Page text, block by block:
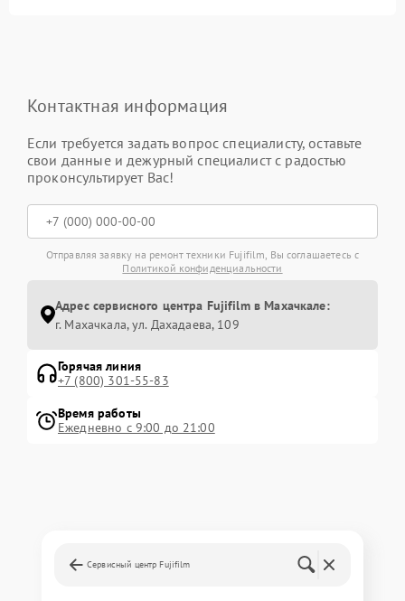
Контактная информация
Если требуется задать вопрос специалисту, оставьте
свои данные и дежурный специалист с радостью
проконсультирует Вас!
Отправляя заявку на ремонт техники Fujifilm, Вы соглашаетесь с
Политикой конфиденциальности
Адрес сервисного центра Fujifilm в Махачкале:
г. Махачкала, ул. Дахадаева, 109
Горячая линия
+7 (800) 301-55-83
Время работы
Ежедневно с 9:00 до 21:00
Сервисный центр Fujifilm